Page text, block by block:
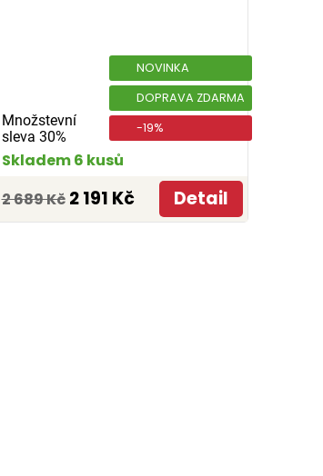
Množstevní
sleva 30%
NOVINKA
DOPRAVA ZDARMA
-19%
Skladem 6 kusů
2 689 Kč 2 191 Kč Detail